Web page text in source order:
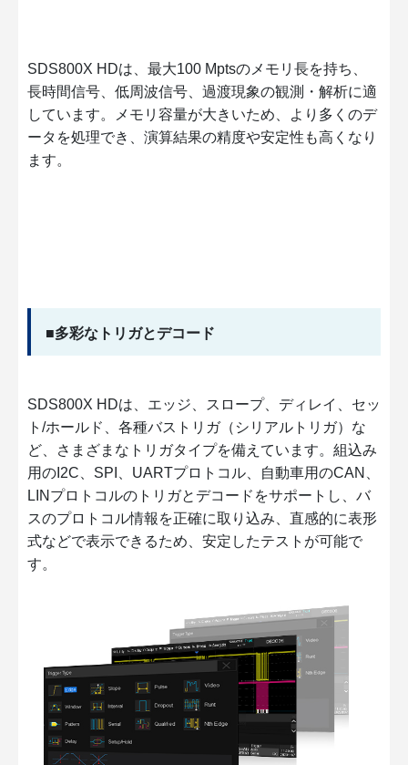
SDS800X HDは、最大100 Mptsのメモリ長を持ち、
長時間信号、低周波信号、過渡現象の観測・解析に適
しています。メモリ容量が大きいため、より多くのデ
ータを処理でき、演算結果の精度や安定性も高くなり
ます。
■多彩なトリガとデコード
SDS800X HDは、エッジ、スロープ、ディレイ、セッ
ト/ホールド、各種バストリガ（シリアルトリガ）な
ど、さまざまなトリガタイプを備えています。組込み
用のI2C、SPI、UARTプロトコル、自動車用のCAN、
LINプロトコルのトリガとデコードをサポートし、バ
スのプロトコル情報を正確に取り込み、直感的に表形
式などで表示できるため、安定したテストが可能で
す。